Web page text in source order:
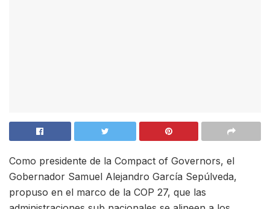
Como presidente de la Compact of Governors, el
Gobernador Samuel Alejandro García Sepúlveda,
propuso en el marco de la COP 27, que las